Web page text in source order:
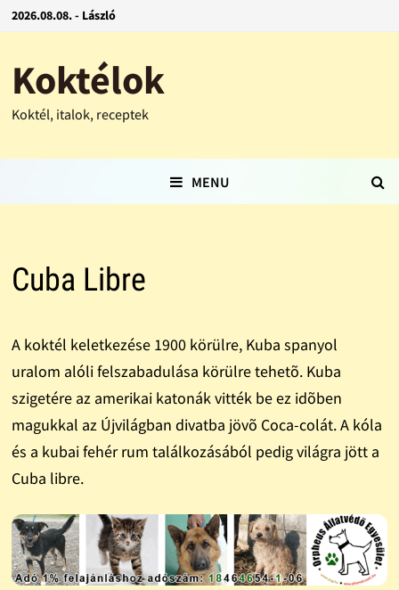
2026.08.08. - László
Koktélok
Koktél, italok, receptek
MENU
Cuba Libre
A koktél keletkezése 1900 körülre, Kuba spanyol
uralom alóli felszabadulása körülre tehetõ. Kuba
szigetére az amerikai katonák vitték be ez idõben
magukkal az Újvilágban divatba jövõ Coca-colát. A kóla
és a kubai fehér rum találkozásából pedig világra jött a
Cuba libre.